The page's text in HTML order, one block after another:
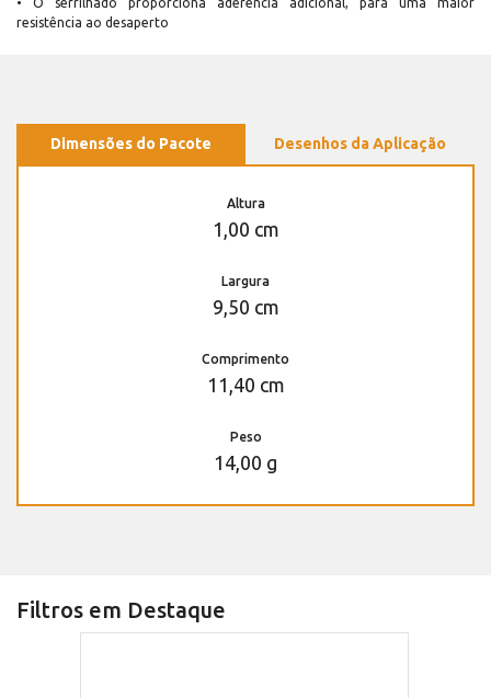
• O serrilhado proporciona aderência adicional, para uma maior
resistência ao desaperto
Dimensões do Pacote Desenhos da Aplicação
Altura
1,00 cm
Largura
9,50 cm
Comprimento
11,40 cm
Peso
14,00 g
Filtros em Destaque